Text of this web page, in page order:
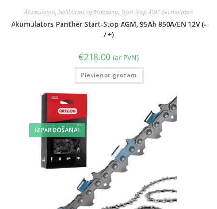
Akumulatori, Noliktavas izpārdošana, Start-Stop AGM akumulatori
Akumulators Panther Start-Stop AGM, 95Ah 850A/EN 12V (-
/ +)
€218.00 (ar PVN)
Pievienot grozam
IZPĀRDOŠANA!